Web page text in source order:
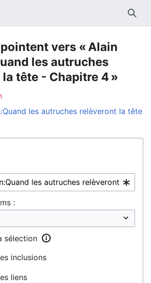
vers « Alain
les autruches
tête - Chapitre 4 »
les autruches relèveront la tête
:
sélection
inclusions
liens